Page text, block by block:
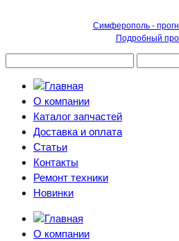
Симферополь -
Подробный
О компании
Каталог запчастей
Доставка и оплата
Статьи
Контакты
Ремонт техники
Новинки
О компании